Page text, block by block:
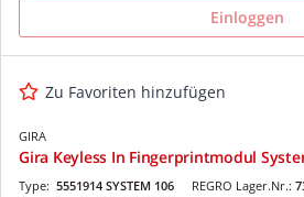
Einloggen
Zu Favoriten hinzufügen
GIRA
Gira Keyless In Fingerprintmodul
REGRO Lager.Nr.:
Type: 5551914 SYSTEM 106